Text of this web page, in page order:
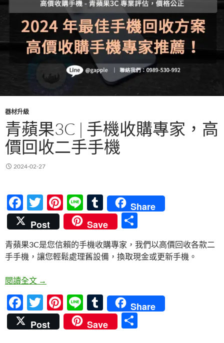
器材升級
青蘋果3C | 手機收購專家，高
價回收二手手機
2024-02-27
F
ac
e
b
o
o
k
T
w
itt
er
Pi
nt
er
es
t
Li
n
e
T
u
m
bl
r
Share
Post
Save
享
青蘋果3C是您信賴的手機收購專家，我們以高價回收各款二
手手機，讓您輕鬆處理舊設備，換取現金或更新手機。
閱讀全文 青蘋果3C | 手機收購專家，高價回收二手手機
→
F
ac
e
T
w
itt
Pi
nt
er
Li
n
e
T
u
m
Share
Post
Save